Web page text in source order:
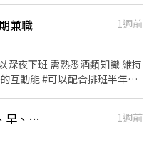
兼職
1週前
深夜下班 需熟悉酒類知識 維持
互動能 #可以配合排班半年以
誠徵：師傅、內場正、外場正、早、晚班兼職、工讀
1週前